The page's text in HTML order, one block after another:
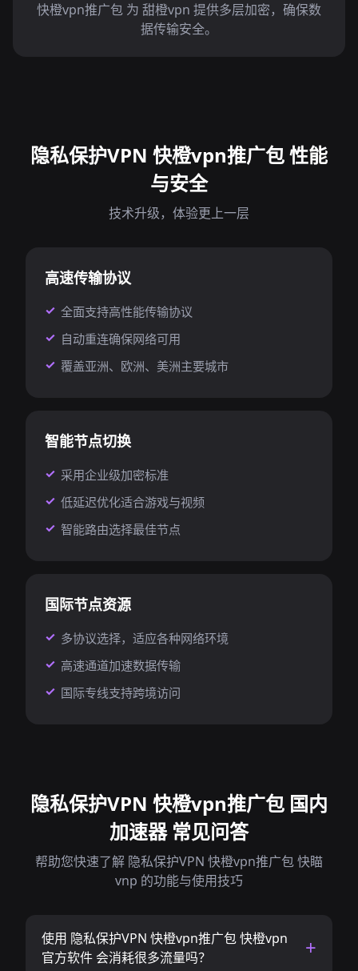
快橙vpn推广包 为 甜橙vpn 提供多层加密，确保数
据传输安全。
隐私保护VPN 快橙vpn推广包 性能
与安全
技术升级，体验更上一层
高速传输协议
全面支持高性能传输协议
自动重连确保网络可用
覆盖亚洲、欧洲、美洲主要城市
智能节点切换
采用企业级加密标准
低延迟优化适合游戏与视频
智能路由选择最佳节点
国际节点资源
多协议选择，适应各种网络环境
高速通道加速数据传输
国际专线支持跨境访问
隐私保护VPN 快橙vpn推广包 国内
加速器 常见问答
帮助您快速了解 隐私保护VPN 快橙vpn推广包 快瞄
vnp 的功能与使用技巧
使用 隐私保护VPN 快橙vpn推广包 快橙vpn
官方软件 会消耗很多流量吗？